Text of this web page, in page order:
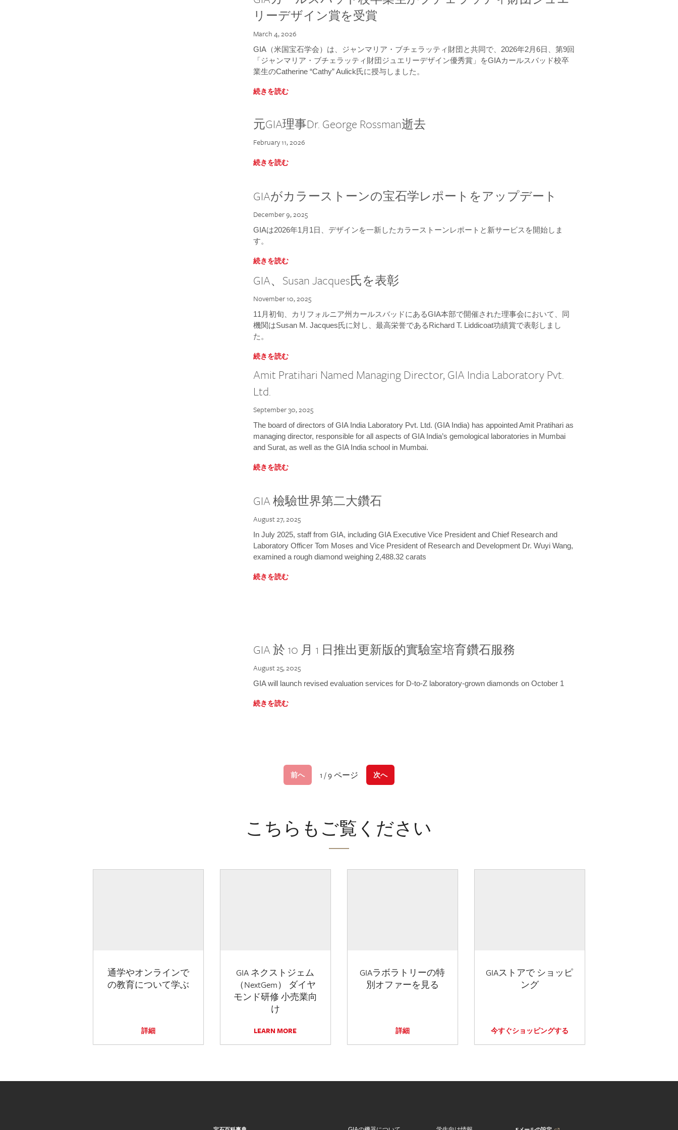
リーデザイン賞を受賞
March 4, 2026
GIA（米国宝石学会）は、ジャンマリア・ブチェラッティ財団と共同で、2026年2月6日、第9回
「ジャンマリア・ブチェラッティ財団ジュエリーデザイン優秀賞」をGIAカールスバッド校卒
業生のCatherine “Cathy” Aulick氏に授与しました。
続きを読む
元GIA理事Dr. George Rossman逝去
February 11, 2026
続きを読む
GIAがカラーストーンの宝石学レポートをアップデート
December 9, 2025
GIAは2026年1月1日、デザインを一新したカラーストーンレポートと新サービスを開始しま
す。
続きを読む
GIA、Susan Jacques氏を表彰
November 10, 2025
11月初旬、カリフォルニア州カールスバッドにあるGIA本部で開催された理事会において、同
機関はSusan M. Jacques氏に対し、最高栄誉であるRichard T. Liddicoat功績賞で表彰しまし
た。
続きを読む
Amit Pratihari Named Managing Director, GIA India Laboratory Pvt.
Ltd.
September 30, 2025
The board of directors of GIA India Laboratory Pvt. Ltd. (GIA India) has appointed Amit Pratihari as
managing director, responsible for all aspects of GIA India’s gemological laboratories in Mumbai
and Surat, as well as the GIA India school in Mumbai.
続きを読む
GIA 檢驗世界第二大鑽石
August 27, 2025
In July 2025, staff from GIA, including GIA Executive Vice President and Chief Research and
Laboratory Officer Tom Moses and Vice President of Research and Development Dr. Wuyi Wang,
examined a rough diamond weighing 2,488.32 carats
続きを読む
GIA 於 10 月 1 日推出更新版的實驗室培育鑽石服務
August 25, 2025
GIA will launch revised evaluation services for D-to-Z laboratory-grown diamonds on October 1
続きを読む
前へ 1 / 9 ページ 次へ
こちらもご覧ください
通学やオンラインで
の教育について学ぶ
詳細
GIA ネクストジェム
（NextGem） ダイヤ
モンド研修 小売業向
け
LEARN MORE
GIAラボラトリーの特
別オファーを見る
詳細
GIAストアで ショッピ
ング
今すぐショッピングする